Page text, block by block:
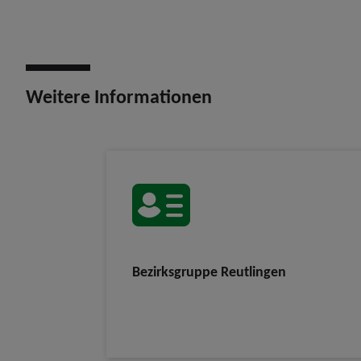
Weitere Informationen
Bezirksgruppe Reutlingen